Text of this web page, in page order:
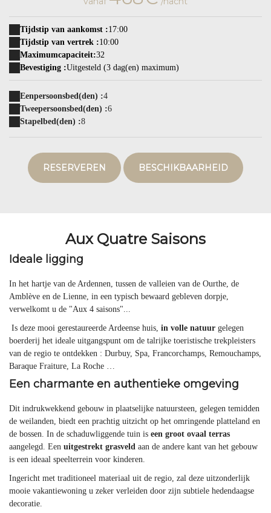
Tijdstip van aankomst :17:00
Tijdstip van vertrek :10:00
Maximumcapaciteit:32
Bevestiging :Uitgesteld (3 dag(en) maximum)
Eenpersoonsbed(den) :4
Tweepersoonsbed(den) :6
Stapelbed(den) :8
RESERVEREN BESCHIKBAARHEID
Aux Quatre Saisons
Ideale ligging
In het hartje van de Ardennen, tussen de valleien van de Ourthe, de
Amblève en de Lienne, in een typisch bewaard gebleven dorpje,
verwelkomt u de "Aux 4 saisons"...
Is deze mooi gerestaureerde Ardeense huis, in volle natuur gelegen
boerderij het ideale uitgangspunt om de talrijke toeristische trekpleisters
van de regio te ontdekken : Durbuy, Spa, Francorchamps, Remouchamps,
Baraque Fraiture, La Roche …
Een charmante en authentieke omgeving
Dit indrukwekkend gebouw in plaatselijke natuursteen, gelegen temidden
de weilanden, biedt een prachtig uitzicht op het omringende platteland en
de bossen. In de schaduwliggende tuin is een groot ovaal terras
aangelegd. Een uitgestrekt grasveld aan de andere kant van het gebouw
is een ideaal speelterrein voor kinderen.
Ingericht met traditioneel materiaal uit de regio, zal deze uitzonderlijk
mooie vakantiewoning u zeker verleiden door zijn subtiele hedendaagse
decoratie.